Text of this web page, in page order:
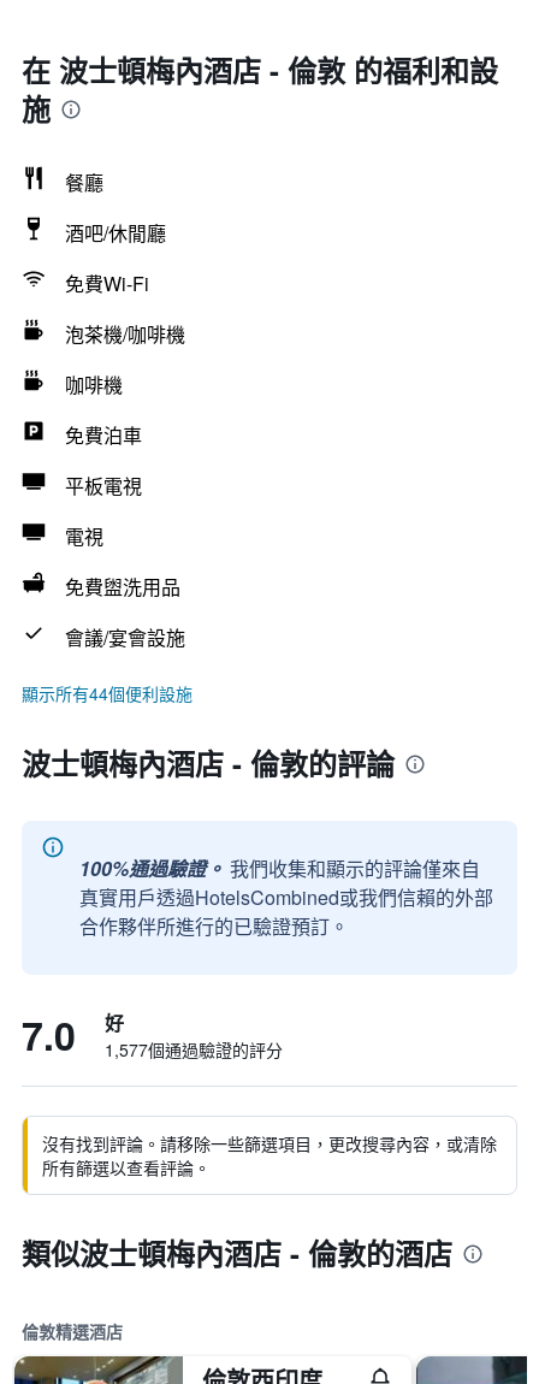
在 波士頓梅內酒店 - 倫敦 的福利和設
施
餐廳
酒吧/休閒廳
免費Wi-Fi
泡茶機/咖啡機
咖啡機
免費泊車
平板電視
電視
免費盥洗用品
會議/宴會設施
顯示所有44個便利設施
波士頓梅內酒店 - 倫敦的評論
100%通過驗證。 我們收集和顯示的評論僅來自
真實用戶透過HotelsCombined或我們信賴的外部
合作夥伴所進行的已驗證預訂。
7.0 好
1,577個通過驗證的評分
沒有找到評論。請移除一些篩選項目，更改搜尋內容，或清除
所有篩選以查看評論。
類似波士頓梅內酒店 - 倫敦的酒店
倫敦精選酒店